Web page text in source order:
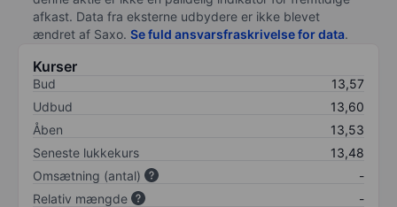
afkast. Data fra eksterne udbydere er ikke blevet
ændret af Saxo. Se fuld ansvarsfraskrivelse for data.
Kurser
Bud
13,57
Udbud
13,60
Åben
13,53
Seneste lukkekurs
13,48
Omsætning (antal)
-
Relativ mængde
-